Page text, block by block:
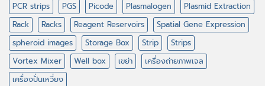
PCR strips
PGS Picode Plasmalogen
Plasmid Extraction
Rack
Racks Reagent Reservoirs
Spatial Gene Expression
spheroid images
Storage Box Strip
Strips
Vortex Mixer
Well box เขย่า
เครื่องถ่ายภาพเจล
เครื่องปั่นเหวี่ยง